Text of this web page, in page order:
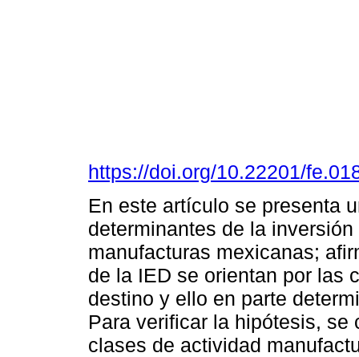
https://doi.org/10.22201/
En este artículo se presenta
determinantes de la
manufacturas mexicanas;
de la IED se orientan por las
destino y ello en parte
Para verificar la hipótesis,
clases de actividad